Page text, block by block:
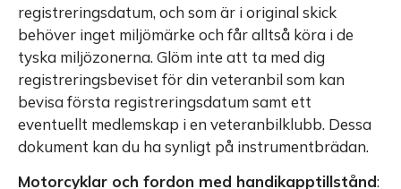
registreringsdatum, och som är i original skick
behöver inget miljömärke och får alltså köra i de
tyska miljözonerna. Glöm inte att ta med dig
registreringsbeviset för din veteranbil som kan
bevisa första registreringsdatum samt ett
eventuellt medlemskap i en veteranbilklubb. Dessa
dokument kan du ha synligt på instrumentbrädan.
Motorcyklar och fordon med handikapptillstånd: